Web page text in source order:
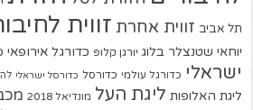
תל אביב זווית אחרת זווית
יוחאי שטנצלר בלוג יורגן קלופ כדורגל אירופאי
ישראלי כדורגל עולמי כדורסל כדורסל ישראלי
ליגת האלופות ליגת העל מונדיאל 2018